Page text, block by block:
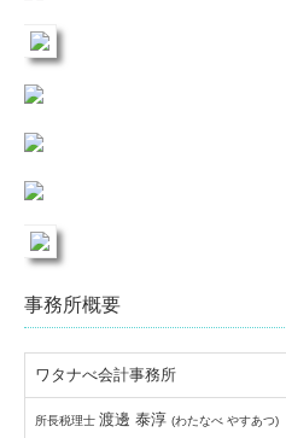
事務所概要
ワタナべ会計事務所
所長税理士 渡邊 泰淳 (わたなべ やすあつ)